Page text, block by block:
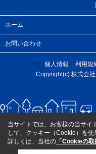
ホーム
お問い合わせ
個人情報 利用規
Copyright(c) 株式会
当サイトでは、お客様の当サイ
して、クッキー（Cookie）を使
詳しくは、当社の 「Cookieの